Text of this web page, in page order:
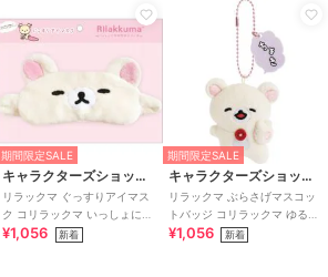
期間限定SALE
キャラクターズショップ ラフラフ
リラックマ ぐっすりアイマス
ク コリラックマ いっしょにす
やすやシリーズ
¥1,056 新着
期間限定SALE
キャラクターズショップ ラフラフ
リラックマ ぶらさげマスコッ
トバッジ コリラックマ ゆるゆ
るぽかぽか
¥1,056 新着